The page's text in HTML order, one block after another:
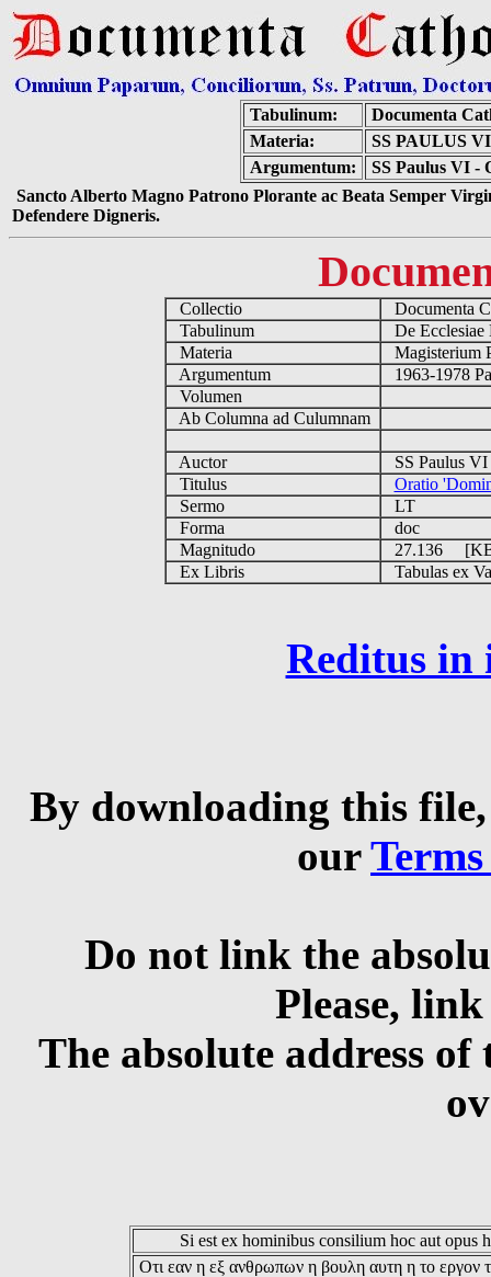
Tabulinum:
Documenta
Materia:
SS PAULUS
Argumentum:
SS Paulus VI -
Sancto Alberto Magno Patrono Plorante ac Beata Semper
Defendere Digneris.
Collectio
Documenta
Tabulinum
De
Materia
Magisterium
Argumentum
1963-1978
Volumen
Ab Columna ad Culumnam
Auctor
SS Paulus
Titulus
Oratio
Sermo
LT
Forma
doc
Magnitudo
27.136
Ex Libris
Tabulas ex
Reditus in
By downloading this
our
Do not link the
Please,
The absolute address
Si est ex hominibus consilium hoc aut opus
Οτι εαν η εξ ανθρωπων η βουλη αυτη η το εργον